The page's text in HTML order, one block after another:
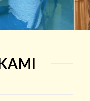
1 2 3 4